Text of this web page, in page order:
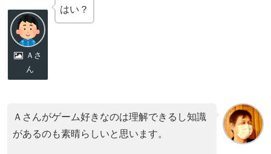
Ａさ
ん
はい？
Ａさんがゲーム好きなのは理解できるし知識
があるのも素晴らしいと思います。